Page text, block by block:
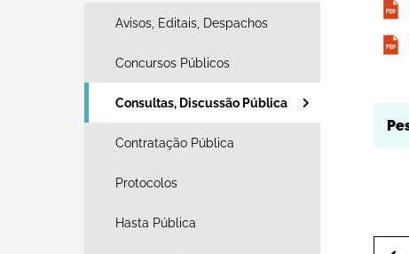
Avisos, Editais, Despachos
Concursos Públicos
Consultas, Discussão Pública
Contratação Pública
Protocolos
Hasta Pública